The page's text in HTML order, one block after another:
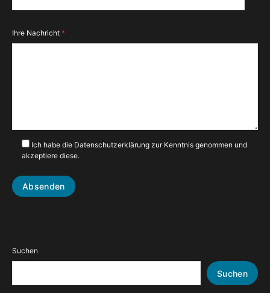
Ihre Nachricht *
Ich habe die Datenschutzerklärung zur Kenntnis genommen und
akzeptiere diese.
Suchen
Suchen